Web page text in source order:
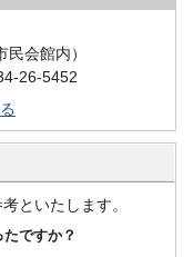
会館内）
26-5452
といたします。
ですか？